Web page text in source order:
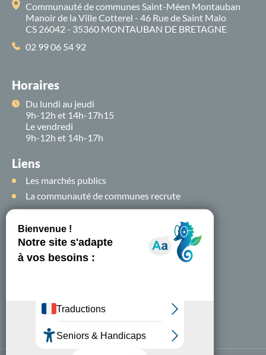
A+
Communauté de communes Saint-Méen Montauban
Manoir de la Ville Cotterel - 46 Rue de Saint Malo
CS 26042 - 35360 MONTAUBAN DE BRETAGNE
02 99 06 54 92
Horaires
Du lundi au jeudi
9h-12h et 14h-17h15
Le vendredi
9h-12h et 14h-17h
Liens
Les marchés publics
La communauté de communes recrute
Suivez-nous sur
les
réseaux sociaux !
Nous contacter